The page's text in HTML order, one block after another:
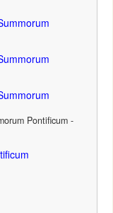
Pontificum -